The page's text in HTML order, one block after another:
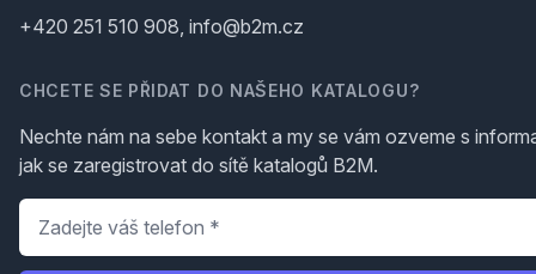
+420 251 510 908, info@b2m.cz
CHCETE SE PŘIDAT DO NAŠEHO KATALOGU?
Nechte nám na sebe kontakt a my se vám ozveme s
jak se zaregistrovat do sítě katalogů B2M.
Telefon